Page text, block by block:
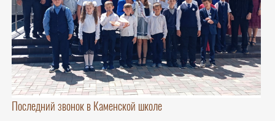
Последний звонок в Каменской школе